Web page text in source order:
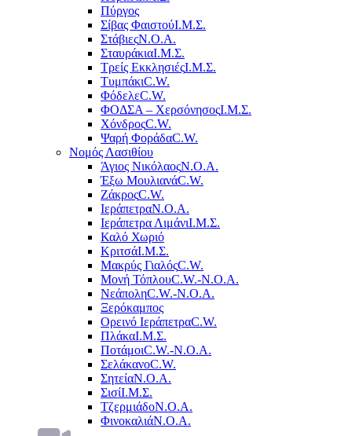
Πύργος
Σίβας ΦαιστούΙ.Μ.Σ.
ΣτάβιεςΝ.Ο.Α.
ΣταυράκιαΙ.Μ.Σ.
Τρείς ΕκκλησιέςΙ.Μ.Σ.
ΤυμπάκιC.W.
ΦόδελεC.W.
ΦΟΔΣΑ – ΧερσόνησοςΙ.Μ.Σ.
ΧόνδροςC.W.
Ψαρή ΦοράδαC.W.
Νομός Λασιθίου
Άγιος ΝικόλαοςΝ.Ο.Α.
Έξω ΜουλιανάC.W.
ΖάκροςC.W.
ΙεράπετραΝ.Ο.Α.
Ιεράπετρα ΛιμάνιΙ.Μ.Σ.
Καλό Χωριό
ΚριτσάΙ.Μ.Σ.
Μακρύς ΓιαλόςC.W.
Μονή ΤόπλουC.W.-Ν.Ο.Α.
ΝεάποληC.W.-Ν.Ο.Α.
Ξερόκαμπος
Ορεινό ΙεράπετραC.W.
ΠλάκαΙ.Μ.Σ.
ΠοτάμοιC.W.-Ν.Ο.Α.
ΣελάκανοC.W.
ΣητείαΝ.Ο.Α.
ΣισίΙ.Μ.Σ.
ΤζερμιάδοΝ.Ο.Α.
ΦινοκαλιάΝ.Ο.Α.